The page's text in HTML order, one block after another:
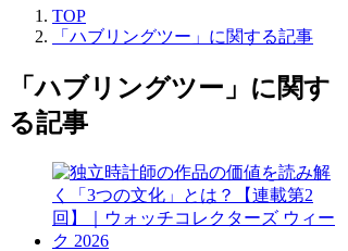
TOP
「ハブリングツー」に関する記事
「ハブリングツー」に関す
る記事